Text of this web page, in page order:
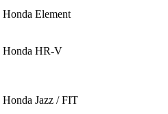
Element
Honda HR-V
Jazz / FIT